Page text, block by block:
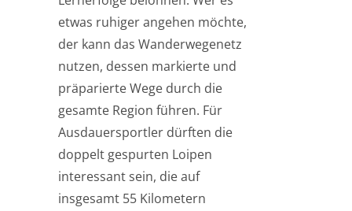
etwas ruhiger angehen möchte,
der kann das Wanderwegenetz
nutzen, dessen markierte und
präparierte Wege durch die
gesamte Region führen. Für
Ausdauersportler dürften die
doppelt gespurten Loipen
interessant sein, die auf
insgesamt 55 Kilometern